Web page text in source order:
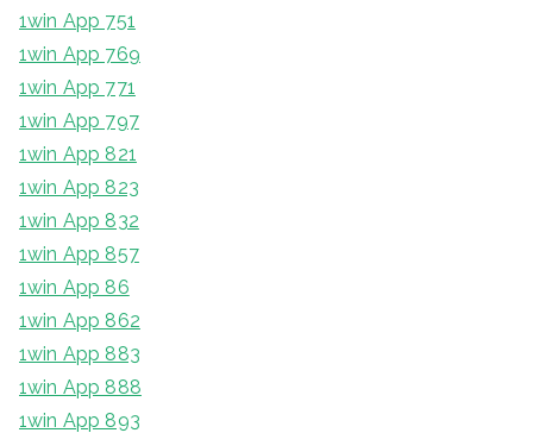
1win App 751
1win App 769
1win App 771
1win App 797
1win App 821
1win App 823
1win App 832
1win App 857
1win App 86
1win App 862
1win App 883
1win App 888
1win App 893